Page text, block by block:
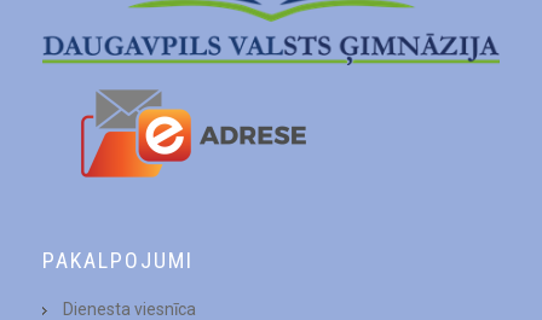
PAKALPOJUMI
Dienesta viesnīca